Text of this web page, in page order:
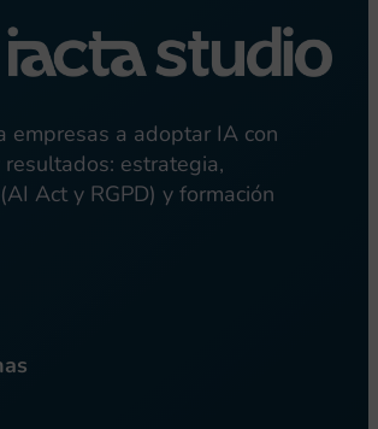
empresas a adoptar IA con
estrategia,
Act y RGPD) y formación